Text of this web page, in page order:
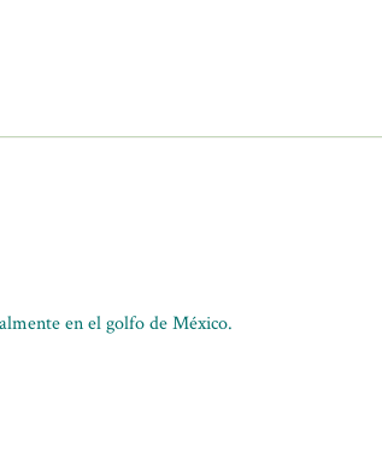
en el golfo de México.